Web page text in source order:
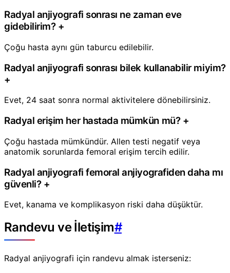
Radyal anjiyografi sonrası ne zaman eve
gidebilirim? +
Çoğu hasta aynı gün taburcu edilebilir.
Radyal anjiyografi sonrası bilek kullanabilir miyim?
+
Evet, 24 saat sonra normal aktivitelere dönebilirsiniz.
Radyal erişim her hastada mümkün mü? +
Çoğu hastada mümkündür. Allen testi negatif veya
anatomik sorunlarda femoral erişim tercih edilir.
Radyal anjiyografi femoral anjiyografiden daha mı
güvenli? +
Evet, kanama ve komplikasyon riski daha düşüktür.
Randevu ve İletişim#
Radyal anjiyografi için randevu almak isterseniz: